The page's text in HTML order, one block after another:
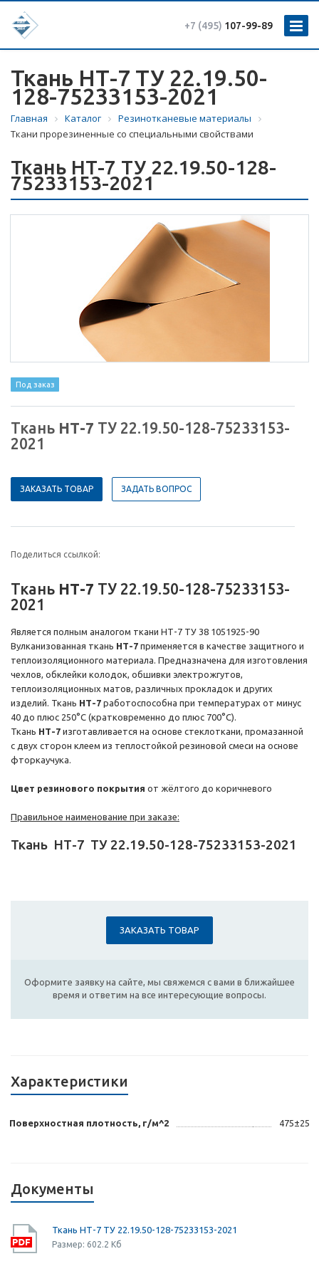
+7 (495) 107-99-89
Ткань НТ-7 ТУ 22.19.50-
128-75233153-2021
Главная Каталог
Резинотканевые материалы
Ткани прорезиненные со специальными свойствами
Ткань НТ-7 ТУ 22.19.50-128-
75233153-2021
Под заказ
Ткань НТ-7 ТУ 22.19.50-128-75233153-
2021
ЗАКАЗАТЬ ТОВАР ЗАДАТЬ ВОПРОС
Поделиться ссылкой:
Ткань НТ-7 ТУ 22.19.50-128-75233153-
2021
Является полным аналогом ткани НТ-7 ТУ 38 1051925-90
Вулканизованная ткань НТ-7 применяется в качестве защитного и
теплоизоляционного материала. Предназначена для изготовления
чехлов, обклейки колодок, обшивки электрожгутов,
теплоизоляционных матов, различных прокладок и других
изделий. Ткань НТ-7 работоспособна при температурах от минус
40 до плюс 250°С (кратковременно до плюс 700°С).
Ткань НТ-7 изготавливается на основе стеклоткани, промазанной
с двух сторон клеем из теплостойкой резиновой смеси на основе
фторкаучука.
Цвет резинового покрытия от жёлтого до коричневого
Правильное наименование при заказе:
Ткань НТ-7 ТУ 22.19.50-128-75233153-2021
ЗАКАЗАТЬ ТОВАР
Оформите заявку на сайте, мы свяжемся с вами в ближайшее
время и ответим на все интересующие вопросы.
Характеристики
Поверхностная плотность, г/м^2 475±25
Документы
Ткань НТ-7 ТУ 22.19.50-128-75233153-2021
Размер: 602.2 Кб